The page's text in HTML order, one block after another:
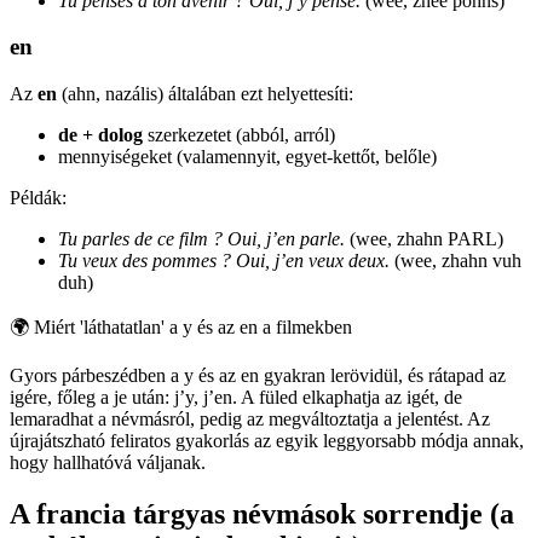
en
Az en (ahn, nazális) általában ezt helyettesíti:
de + dolog szerkezetet (abból, arról)
mennyiségeket (valamennyit, egyet-kettőt, belőle)
Példák:
Tu parles de ce film ? Oui, j’en parle. (wee, zhahn PARL)
Tu veux des pommes ? Oui, j’en veux deux. (wee, zhahn vuh
duh)
🌍 Miért 'láthatatlan' a y és az en a filmekben
Gyors párbeszédben a y és az en gyakran lerövidül, és rátapad az
igére, főleg a je után: j’y, j’en. A füled elkaphatja az igét, de
lemaradhat a névmásról, pedig az megváltoztatja a jelentést. Az
újrajátszható feliratos gyakorlás az egyik leggyorsabb módja annak,
hogy hallhatóvá váljanak.
A francia tárgyas névmások sorrendje (a